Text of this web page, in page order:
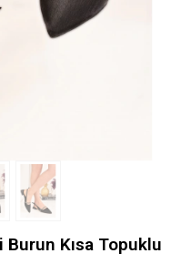
Burun Kısa Topuklu